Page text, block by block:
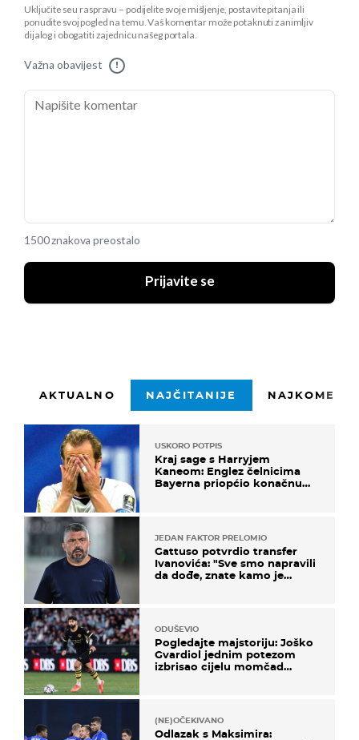
Uključite se u raspravu – podijelite svoje mišljenje, postavite pitanja ili
ponudite svoj pogled na temu. Vaš komentar može potaknuti zanimljiv
dijalog i obogatiti zajednicu našeg portala.
Važna obavijest !
1500 znakova preostalo
Prijavite se
AKTUALNO NAJČITANIJE
USKORO POTPIS
Kraj sage s Harryjem
Kaneom: Englez čelnicima
Bayerna priopćio konačnu
JEDAN FAKTOR PRELOMIO
Gattuso potvrdio transfer
Ivanovića: "Sve smo napravili
da dođe, znate kamo je
ODUŠEVIO
Pogledajte majstoriju: Joško
Gvardiol jednim potezom
izbrisao cijelu momčad
(NE)OČEKIVANO
Odlazak s Maksimira: